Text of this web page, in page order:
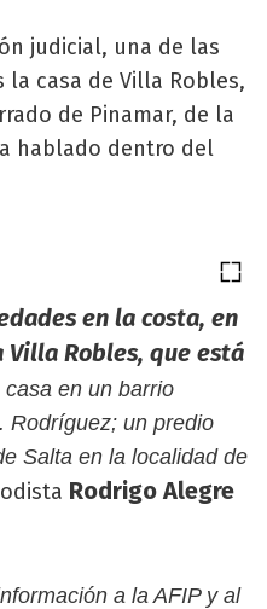
judicial, una de las
la casa de Villa Robles,
de Pinamar, de la
hablado dentro del
en la costa, en
Robles, que está
casa en un barrio
Rodríguez; un predio
Salta en la localidad de
Rodrigo Alegre
a la AFIP y al